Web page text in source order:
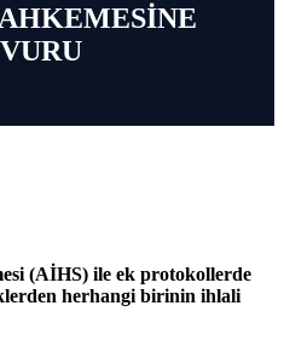
(AİHS) ile ek protokollerde
herhangi birinin ihlali